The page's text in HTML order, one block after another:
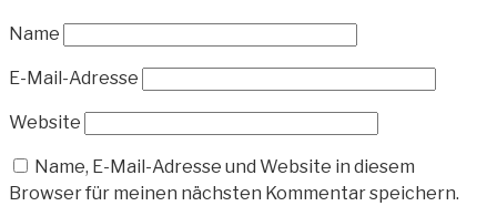
Name
E-Mail-Adresse
Website
Name, E-Mail-Adresse und Website in diesem
Browser für meinen nächsten Kommentar speichern.